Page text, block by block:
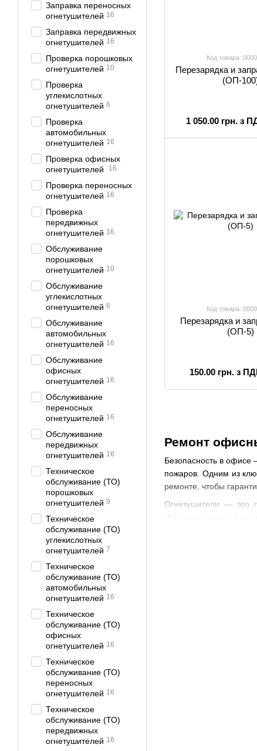
Ремонт
Безопасность в офисе
пожаров. Одним из
ремонте, чтобы
Огнетушители — это
Код товара:
Перезарядка и
(ОП-
1 050.00 грн. з
Код товара:
Перезарядка и
(ОП-5)
150.00 грн. з
Заправка переносных
огнетушителей 16
Заправка передвижных
огнетушителей 16
Проверка порошковых
огнетушителей 10
Проверка
углекислотных
огнетушителей 6
Проверка
автомобильных
огнетушителей 16
Проверка офисных
огнетушителей
16
Проверка переносных
огнетушителей 16
Проверка
передвижных
огнетушителей 16
Обслуживание
порошковых
огнетушителей 10
Обслуживание
углекислотных
огнетушителей 6
Обслуживание
автомобильных
огнетушителей 16
Обслуживание
офисных
огнетушителей 16
Обслуживание
переносных
огнетушителей 16
Обслуживание
передвижных
огнетушителей 16
Техническое
обслуживание (ТО)
порошковых
огнетушителей 9
Техническое
обслуживание (ТО)
углекислотных
огнетушителей 7
Техническое
обслуживание (ТО)
автомобильных
огнетушителей 16
Техническое
обслуживание (ТО)
офисных
огнетушителей 16
Техническое
обслуживание (ТО)
переносных
огнетушителей 16
Техническое
обслуживание (ТО)
передвижных
огнетушителей 16